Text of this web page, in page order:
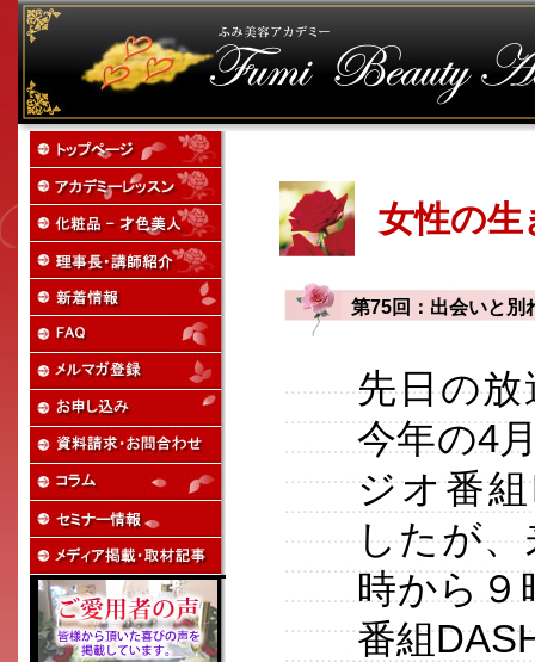
女性の
第75回：出会いと別
先日の
今年の4
ジオ番
したが、
時から９
番組